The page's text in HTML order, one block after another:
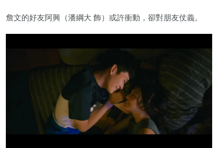
詹文的好友阿興（潘綱大 飾）或許衝動，卻對朋友仗義。